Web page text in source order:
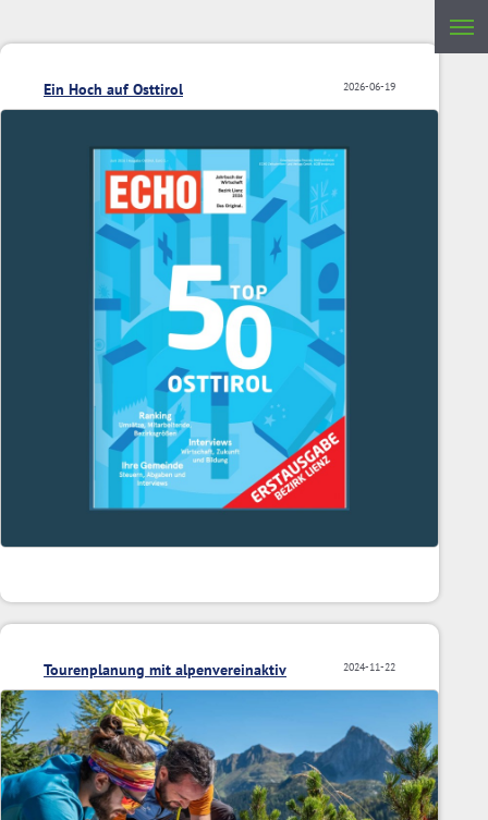
2026-06-19
Ein Hoch auf Osttirol
2024-11-22
Tourenplanung mit alpenvereinaktiv